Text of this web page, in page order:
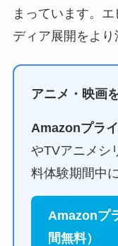
まっています。
ディア展開をより
アニメ・映画
Amazonプラ
やTVアニメシ
料体験期間中
Amazonプ
間無料）